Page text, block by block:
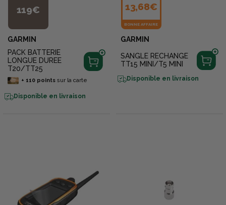
119€
GARMIN
PACK BATTERIE
LONGUE DUREE
T20/TT25
+ 110pointssur la carte
Disponible en livraison
13,68€
BONNE AFFAIRE
GARMIN
SANGLE RECHANGE
TT15 MINI/T5 MINI
Disponible en livraison